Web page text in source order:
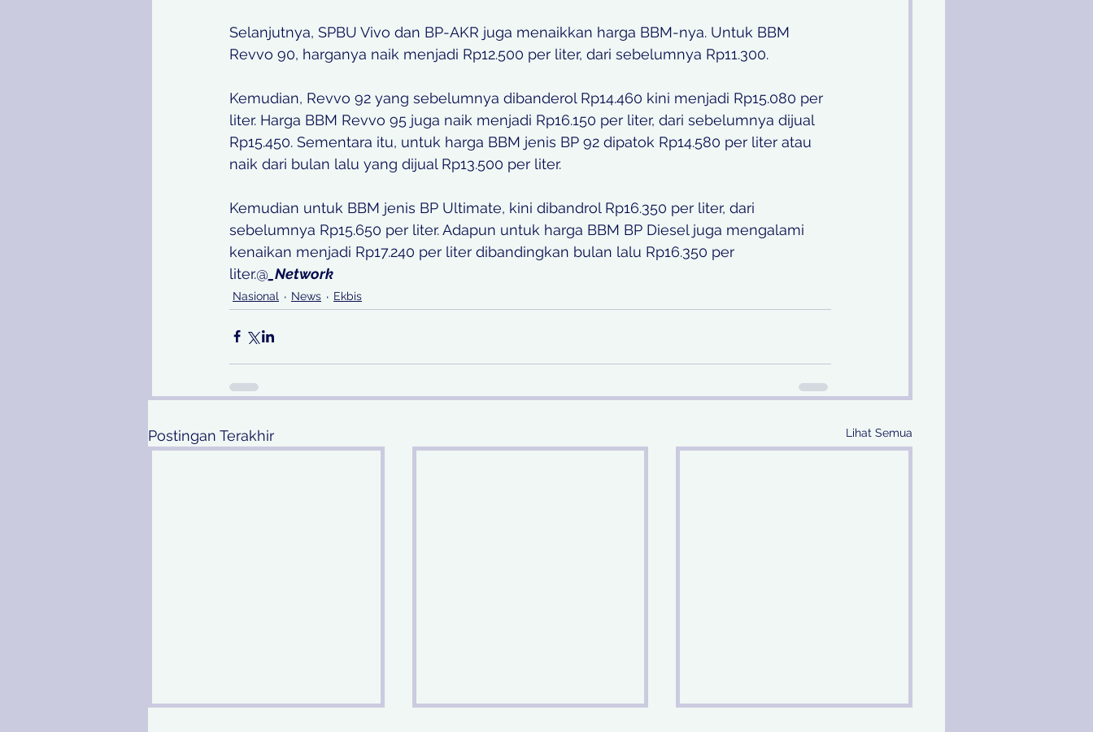
Selanjutnya, SPBU Vivo dan BP-AKR juga menaikkan harga BBM-nya. Untuk BBM
Revvo 90, harganya naik menjadi Rp12.500 per liter, dari sebelumnya Rp11.300.
Kemudian, Revvo 92 yang sebelumnya dibanderol Rp14.460 kini menjadi Rp15.080 per
liter. Harga BBM Revvo 95 juga naik menjadi Rp16.150 per liter, dari sebelumnya dijual
Rp15.450. Sementara itu, untuk harga BBM jenis BP 92 dipatok Rp14.580 per liter atau
naik dari bulan lalu yang dijual Rp13.500 per liter.
Kemudian untuk BBM jenis BP Ultimate, kini dibandrol Rp16.350 per liter, dari
sebelumnya Rp15.650 per liter. Adapun untuk harga BBM BP Diesel juga mengalami
kenaikan menjadi Rp17.240 per liter dibandingkan bulan lalu Rp16.350 per
liter.@ _Network
Nasional News Ekbis
Postingan Terakhir Lihat Semua